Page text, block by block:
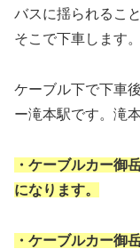
バスに揺られるこ
そこで下車します。
ケーブル下で下車
ー滝本駅です。滝
・ケーブルカー御
になります。
・ケーブルカー御